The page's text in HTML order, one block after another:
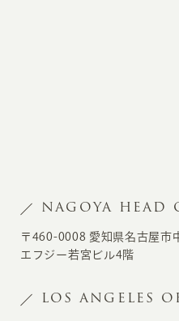
NAGOYA HEAD
〒460-0008 愛知県名古屋市
エフジー若宮ビル4階
LOS ANGELES